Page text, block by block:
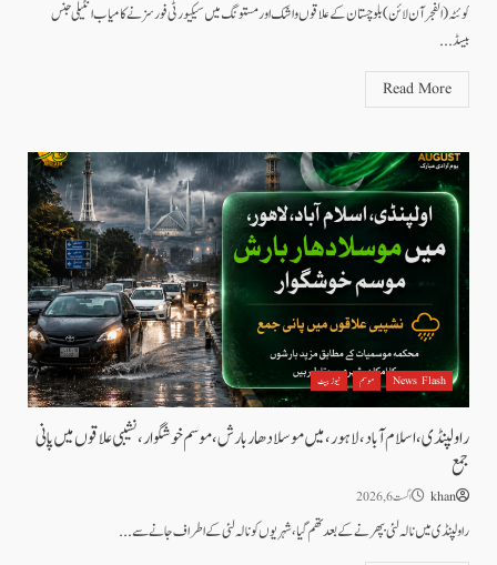
کوئٹہ (الفجرآن لائن) بلوچستان کے علاقوں واشک اور مستونگ میں سیکیورٹی فورسز نے کامیاب انٹیلی جنس
بیسڈ...
Read More
News Flash موسم نیوز بیٹ
راولپنڈی، اسلام آباد،لاہور، میں موسلادھار بارش،موسم خوشگوار، نشیبی علاقوں میں پانی
جمع
khan اگست 6, 2026
راولپنڈی میں نالہ لئی بپھرنے کے بعد تھم گیا، شہریوں کو نالہ لئی کے اطراف جانے سے...